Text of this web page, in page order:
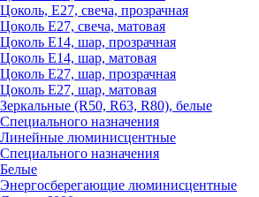
Цоколь, Е27, свеча, прозрачная
Цоколь Е27, свеча, матовая
Цоколь Е14, шар, прозрачная
Цоколь Е14, шар, матовая
Цоколь Е27, шар, прозрачная
Цоколь Е27, шар, матовая
Зеркальные (R50, R63, R80), белые
Специального назначения
Линейные люминисцентные
Специального назначения
Белые
Энергосберегающие люминисцентные